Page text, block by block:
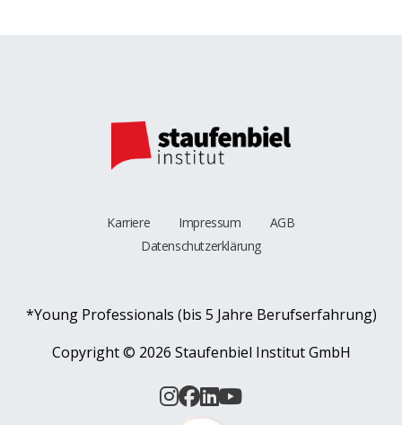
Karriere Impressum
AGB
Datenschutzerklärung
*Young Professionals (bis 5 Jahre Berufserfahrung)
Copyright © 2026 Staufenbiel Institut GmbH